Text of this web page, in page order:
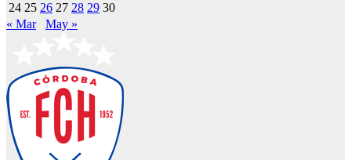
24 25 26 27 28 29 30
« Mar
May »